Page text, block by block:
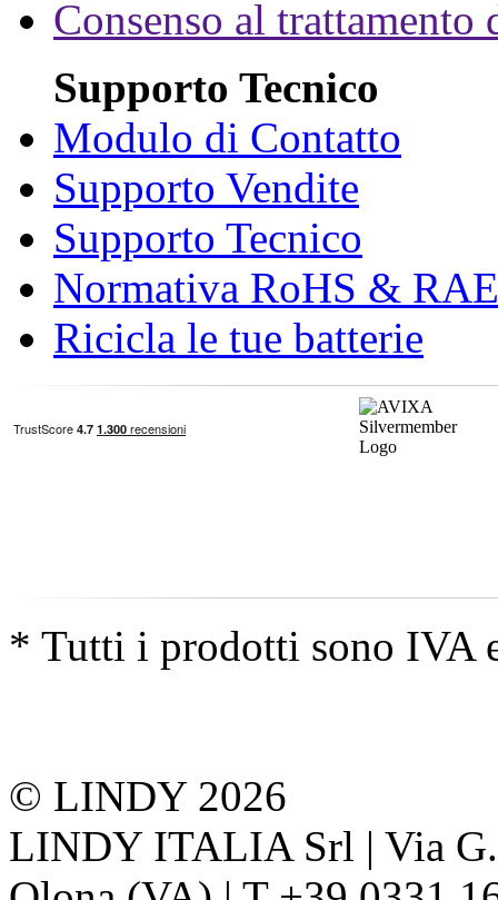
Consenso al trattamento
Supporto Tecnico
Modulo di Contatto
Supporto Vendite
Supporto Tecnico
Normativa RoHS &
Ricicla le tue batterie
* Tutti i prodotti sono IVA
© LINDY 2026
LINDY ITALIA Srl | Via